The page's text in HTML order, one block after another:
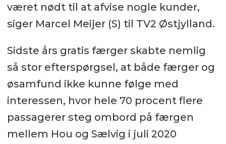
været nødt til at afvise nogle kunder,
siger Marcel Meijer (S) til TV2 Østjylland.
Sidste års gratis færger skabte nemlig
så stor efterspørgsel, at både færger og
øsamfund ikke kunne følge med
interessen, hvor hele 70 procent flere
passagerer steg ombord på færgen
mellem Hou og Sælvig i juli 2020